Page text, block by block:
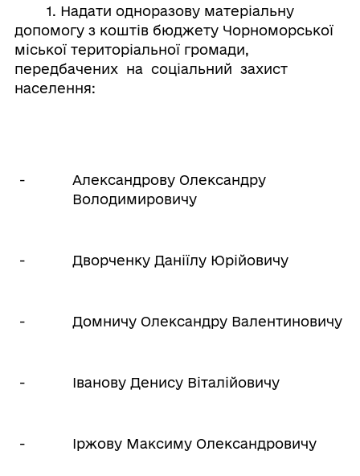
1. Надати одноразову матеріальну
допомогу з коштів бюджету Чорноморської
міської територіальної громади,
передбачених на соціальний захист
населення:
-
Александрову Олександру
Володимировичу
- Дворченку Даніїлу Юрійовичу
- Домничу Олександру Валентиновичу
- Іванову Денису Віталійовичу
- Іржову Максиму Олександровичу